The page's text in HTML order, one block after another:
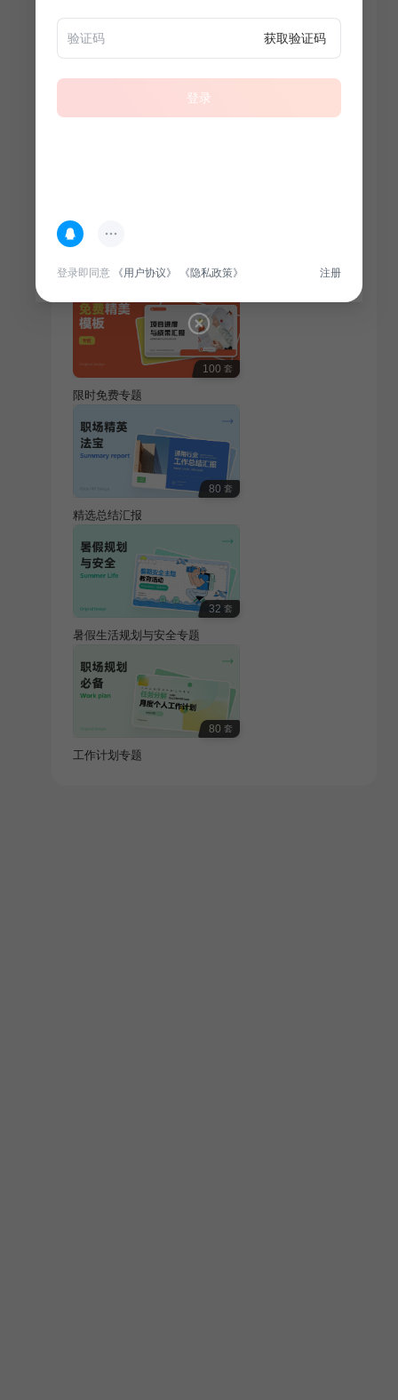
100 套
限时免费专题
80 套
精选总结汇报
32 套
暑假生活规划与安全专题
80 套
工作计划专题
获取验证码
登录
登录即同意 《用户协议》 《隐私政策》 注册